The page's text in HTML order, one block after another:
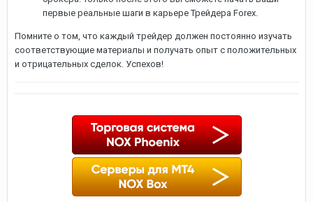
первые реальные шаги в карьере Трейдера Forex.
Помните о том, что каждый трейдер должен постоянно изучать
соответствующие материалы и получать опыт с положительных
и отрицательных сделок. Успехов!